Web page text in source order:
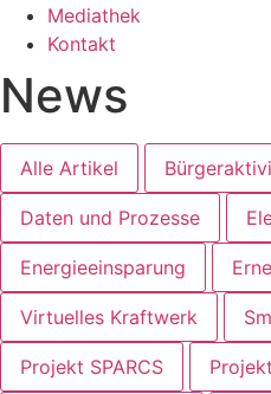
Mediathek
Kontakt
News
Alle Artikel
Daten und Prozesse
Energieeinsparung
Virtuelles Kraftwerk
Projekt SPARCS